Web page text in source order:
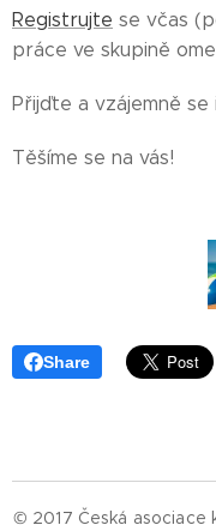
Registrujte se včas
práce ve skupině
Přijďte a vzájemně se
Těšíme se na vás!
Share
© 2017 Česká asociace